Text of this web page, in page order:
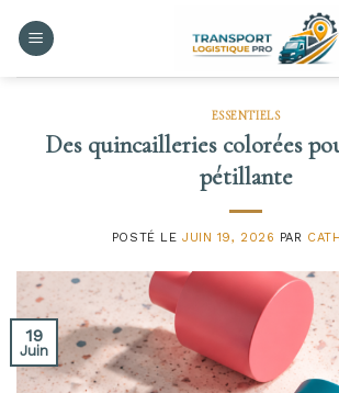
ESSENTIELS
Des quincailleries colorées
pétillante
POSTÉ LE JUIN 19, 2026 PAR
19
Juin